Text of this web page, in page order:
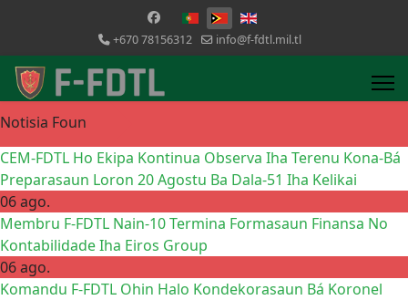
Selecione o seu idioma
+670 78156312 info@f-fdtl.mil.tl
Notisia Foun
CEM-FDTL Ho Ekipa Kontinua Observa Iha Terenu Kona-Bá
Preparasaun Loron 20 Agostu Ba Dala-51 Iha Kelikai
06 ago.
Membru F-FDTL Nain-10 Termina Formasaun Finansa No
Kontabilidade Iha Eiros Group
06 ago.
Komandu F-FDTL Ohin Halo Kondekorasaun Bá Koronel